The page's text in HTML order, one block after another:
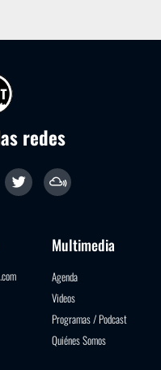
redes
Multimedia
Agenda
Videos
Programas / Podcast
Quiénes Somos